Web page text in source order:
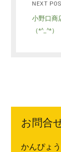
NEXT
小野口商
（*^_^*
お問合
かんぴょ